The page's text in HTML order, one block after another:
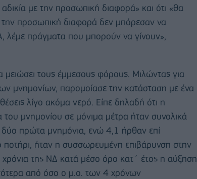
με την προσωπική διαφορά» και ότι «θα
προσωπική διαφορά δεν μπόρεσαν να
πράγματα που μπορούν να γίνουν»,
τους έμμεσους φόρους. Μιλώντας για
μνημονίων, παρομοίασε την κατάσταση με ένα
λίγο ακόμα νερό. Είπε δηλαδή ότι η
μνημονίου σε μόνιμα μέτρα ήταν συνολικά
πρώτα μνημόνια, ενώ 4,1 ήρθαν επί
ποτήρι, ήταν η συσσωρευμένη επιβάρυνση στην
χρόνια της ΝΔ κατά μέσο όρο κατ΄ έτος η αύξηση
από όσο ο μ.ο. των 4 χρόνων